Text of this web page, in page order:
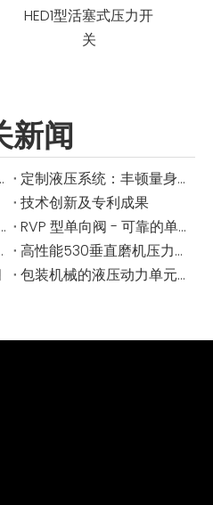
HED1型活塞式压力开
关
新闻
电系统必备
定制液压系统：丰顿量身定制的解决方案
技术创新及专利成果
ISO 9001 认证：丰顿液压提高了标准
RVP 型单向阀 - 可靠的单向液压控制
压力不足？
高性能530垂直磨机压力缸用于工业研磨
包装机械的液压动力单元 - 每一个循环中的精确与可靠